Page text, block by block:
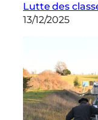
Lutte des
13/12/2025